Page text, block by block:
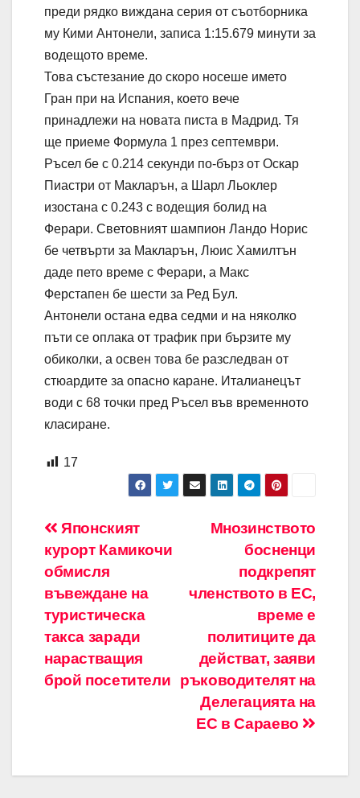
преди рядко виждана серия от съотборника
му Кими Антонели, записа 1:15.679 минути за
водещото време.
Това състезание до скоро носеше името
Гран при на Испания, което вече
принадлежи на новата писта в Мадрид. Тя
ще приеме Формула 1 през септември.
Ръсел бе с 0.214 секунди по-бърз от Оскар
Пиастри от Макларън, а Шарл Льоклер
изостана с 0.243 с водещия болид на
Ферари. Световният шампион Ландо Норис
бе четвърти за Макларън, Люис Хамилтън
даде пето време с Ферари, а Макс
Ферстапен бе шести за Ред Бул.
Антонели остана едва седми и на няколко
пъти се оплака от трафик при бързите му
обиколки, а освен това бе разследван от
стюардите за опасно каране. Италианецът
води с 68 точки пред Ръсел във временното
класиране.
17
Навигация
Мнозинството
босненци
подкрепят
членството в ЕС,
време е
политиците да
действат, заяви
ръководителят на
Делегацията на
ЕС в Сараево
Японският
курорт Камикочи
обмисля
въвеждане на
туристическа
такса заради
нарастващия
брой посетители